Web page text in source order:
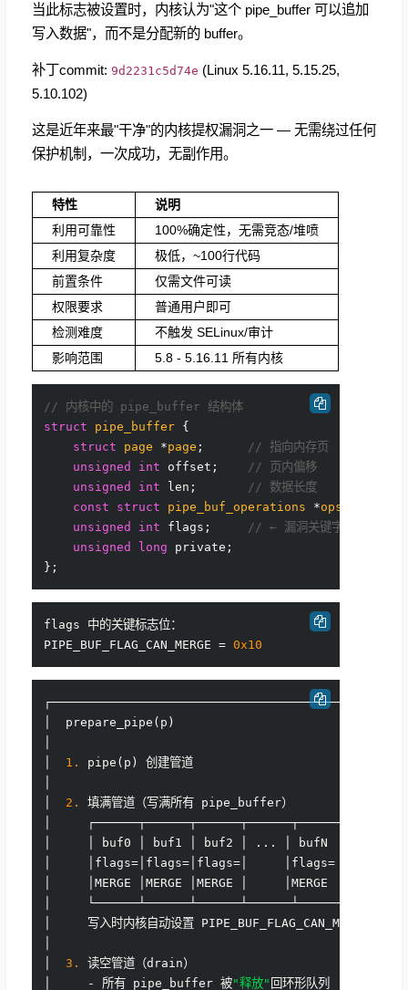
当此标志被设置时，内核认为"这个 pipe_buffer 可以追加
写入数据"，而不是分配新的 buffer。
补丁commit: 9d2231c5d74e (Linux 5.16.11, 5.15.25,
5.10.102)
这是近年来最"干净"的内核提权漏洞之一 — 无需绕过任何
保护机制，一次成功，无副作用。
特性
说明
利用可靠性
100%确定性，无需竞态/堆喷
利用复杂度
极低，~100行代码
前置条件
仅需文件可读
权限要求
普通用户即可
检测难度
不触发 SELinux/审计
影响范围
5.8 - 5.16.11 所有内核
// 内核中的 pipe_buffer 结构体
struct
pipe_buffer {
struct
page *page ;
// 指向内存页
unsigned
int offset; // 页内偏移
unsigned
int len; // 数据长度
const
struct pipe_buf_operations *ops
unsigned
int flags; // ← 漏洞关键字段！
unsigned
long private;
flags 中的关键标志位：
PIPE_BUF_FLAG_CAN_MERGE = 0x10
│  prepare_pipe(p)
1.
pipe(p) 创建管道
2.
填满管道（写满所有 pipe_buffer）
│
│     │ buf0 │ buf1 │ buf2 │ ... │ bufN
│     │flags=│flags=│flags=│     │flags=
│     │MERGE │MERGE │MERGE │     │MERGE
│
│     写入时内核自动设置 PIPE_BUF_FLAG_CAN_MERGE
│ 3.
读空管道（drain）
│     - 所有 pipe_buffer 被"释放" 回环形队列